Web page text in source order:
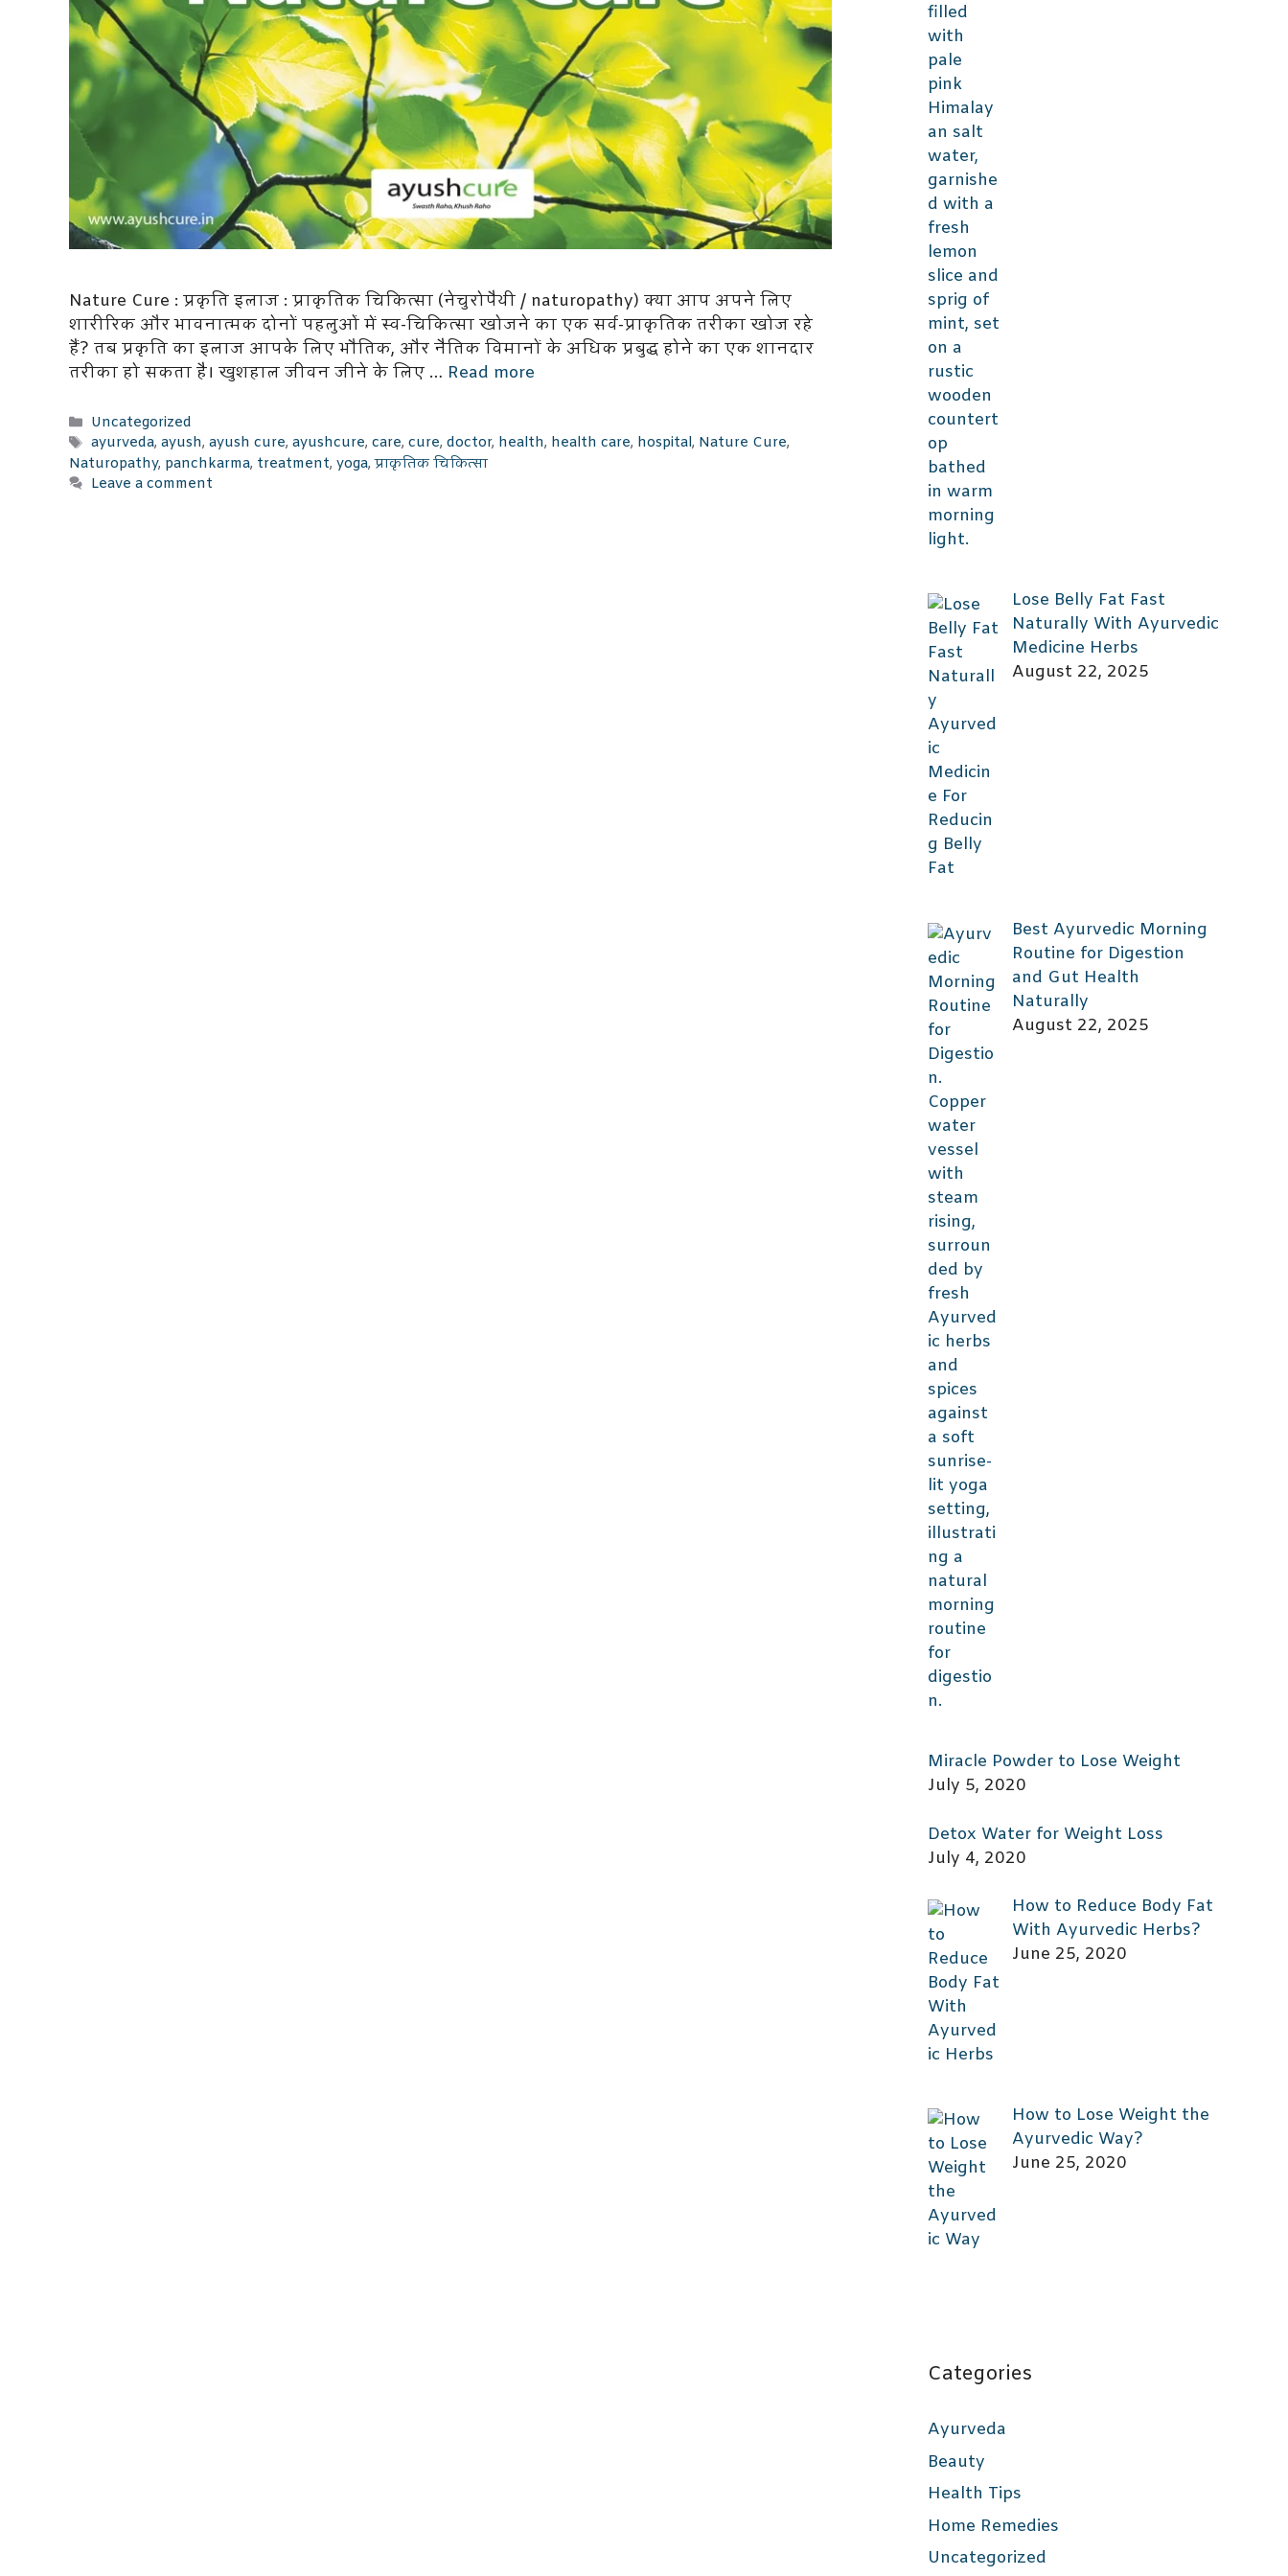
Nature Cure : प्रकृति इलाज : प्राकृतिक चिकित्सा (नेचुरोपैथी / naturopathy) क्या आप अपने लिए
शारीरिक और भावनात्मक दोनों पहलुओं में स्व-चिकित्सा खोजने का एक सर्व-प्राकृतिक तरीका खोज रहे
हैं? तब प्रकृति का इलाज आपके लिए भौतिक, और नैतिक विमानों के अधिक प्रबुद्ध होने का एक शानदार
तरीका हो सकता है। खुशहाल जीवन जीने के लिए … Read more
Categories
Uncategorized
Tags
ayurveda,ayush,ayush cure,ayushcure,care,cure,doctor, health, health care, hospital, Nature Cure,
Naturopathy, panchkarma, treatment, yoga,प्राकृतिक चिकित्सा
Leave a comment
Lose Belly Fat Fast
Naturally With Ayurvedic
Medicine Herbs
August 22, 2025
Best Ayurvedic Morning
Routine for Digestion
and Gut Health
Naturally
August 22, 2025
Miracle Powder to Lose Weight
July 5, 2020
Detox Water for Weight Loss
July 4, 2020
How to Reduce Body Fat
With Ayurvedic Herbs?
June 25, 2020
How to Lose Weight the
Ayurvedic Way?
June 25, 2020
Categories
Ayurveda
Beauty
Health Tips
Home Remedies
Uncategorized